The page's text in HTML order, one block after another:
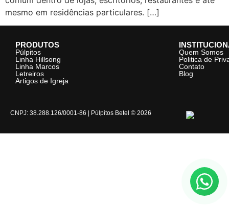
mesmo em residências particulares. […]
PRODUTOS
Púlpitos
Linha Hillsong
Linha Marcos
Letreiros
Artigos de Igreja
Quem Somos
Politica de
Contato
Blog
CNPJ: 38.288.126/0001-86 | Púlpitos Betel © 2026